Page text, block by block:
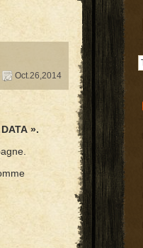
Oct.26,2014
».